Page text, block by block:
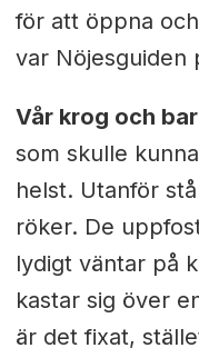
för att öppna
var Nöjesguiden
Vår krog och bar
som skulle
helst. Utanför
röker. De
lydigt väntar på
kastar sig över
är det fixat,